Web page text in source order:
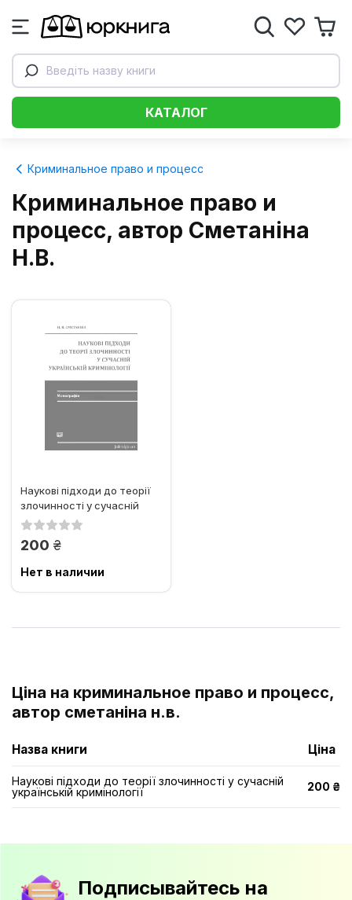
Введіть назву книги
КАТАЛОГ
Криминальное право и процесс
Криминальное право и
процесс, автор Сметаніна
Н.В.
Наукові підходи до теорії
злочинності у сучасній
українській кримінології
200 грн.
Нет в наличии
Ціна на криминальное право и процесс,
автор сметаніна н.в.
Назва книги Ціна
Наукові підходи до теорії злочинності у сучасній
українській кримінології
200 ₴
Подписывайтесь на